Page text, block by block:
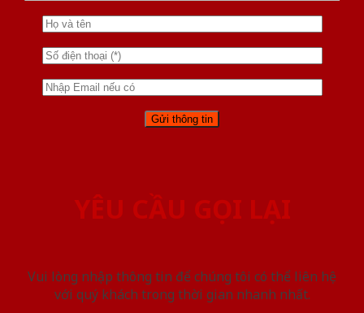
YÊU CẦU GỌI LẠI
Vui lòng nhập thông tin để chúng tôi có thể liên hệ
với quý khách trong thời gian nhanh nhất.